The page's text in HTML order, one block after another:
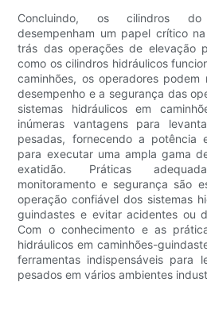
Concluindo, os cilindros do
desempenham um papel crítico
trás das operações de elevação
como os cilindros hidráulicos
caminhões, os operadores
desempenho e a segurança das
sistemas hidráulicos em
inúmeras vantagens para
pesadas, fornecendo a potência
para executar uma ampla gama
exatidão. Práticas
monitoramento e segurança são
operação confiável dos sistemas
guindastes e evitar acidentes ou
Com o conhecimento e as
hidráulicos em caminhões-
ferramentas indispensáveis ​​para
pesados ​​em vários ambientes